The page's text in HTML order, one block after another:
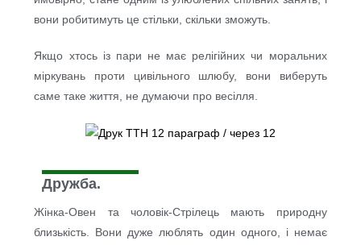
вони робитимуть це стільки, скільки зможуть.
Якщо хтось із пари не має релігійних чи моральних
міркувань проти цивільного шлюбу, вони виберуть
саме таке життя, не думаючи про весілля.
Дружба.
Жінка-Овен та чоловік-Стрілець мають природну
близькість. Вони дуже люблять один одного, і немає